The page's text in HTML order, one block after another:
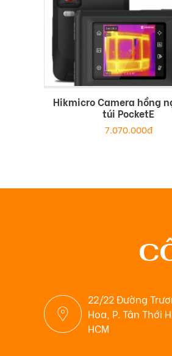
Hikmicro Camera hồng
túi PocketE
7.070.000đ
22/22 Đường
Hoa, P. Tân Thới
HCM